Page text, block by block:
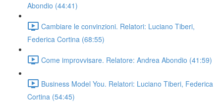
Abondio (44:41)
Cambiare le convinzioni. Relatori: Luciano Tiberi,
Federica Cortina (68:55)
Come improvvisare. Relatore: Andrea Abondio (41:59)
Business Model You. Relatori: Luciano Tiberi, Federica
Cortina (54:45)